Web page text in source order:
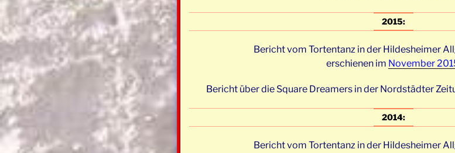
2015:
Bericht vom Tortentanz in der Hildesheimer
erschienen im November
Bericht über die Square Dreamers in der Nordstädter
2014:
Bericht vom Tortentanz in der Hildesheimer